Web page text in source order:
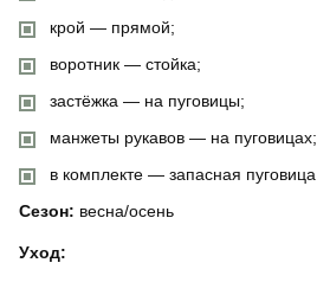
крой — прямой;
воротник — стойка;
застёжка — на пуговицы;
манжеты рукавов — на пуговицах;
в комплекте — запасная пуговица.
Сезон: весна/осень
Уход: